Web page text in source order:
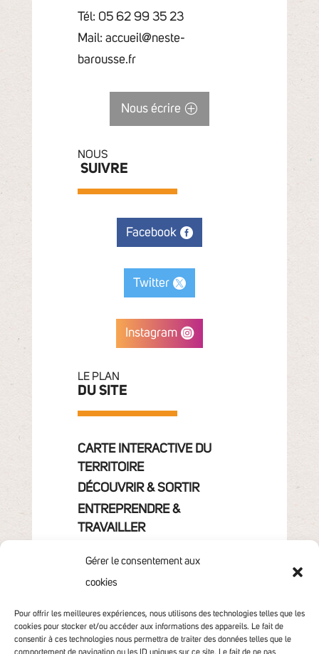
Gérer le consentement aux
cookies
Pour offrir les meilleures expériences, nous utilisons des technologies telles que les
cookies pour stocker et/ou accéder aux informations des appareils. Le fait de
consentir à ces technologies nous permettra de traiter des données telles que le
Tél: 05 62 99 35 23
Mail: accueil@neste-
barousse.fr
Nous écrire
NOUS
SUIVRE
Facebook
Twitter
Instagram
LE PLAN
DU SITE
CARTE INTERACTIVE DU
TERRITOIRE
DÉCOUVRIR & SORTIR
ENTREPRENDRE &
TRAVAILLER
CONTACT